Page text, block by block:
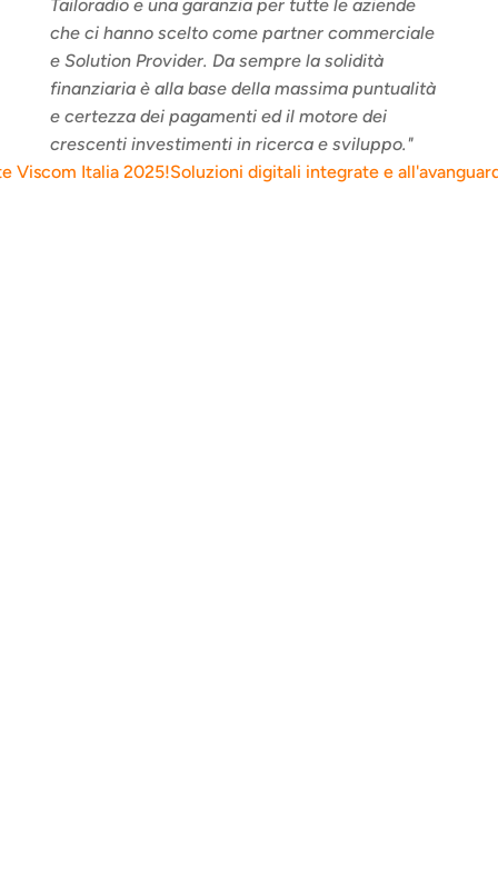
Tailoradio e una garanzia per tutte le aziende
che ci hanno scelto come partner commerciale
e Solution Provider. Da sempre la solidità
finanziaria è alla base della massima puntualità
e certezza dei pagamenti ed il motore dei
crescenti investimenti in ricerca e sviluppo."
Viscom Italia 2025!Soluzioni digitali integrate e